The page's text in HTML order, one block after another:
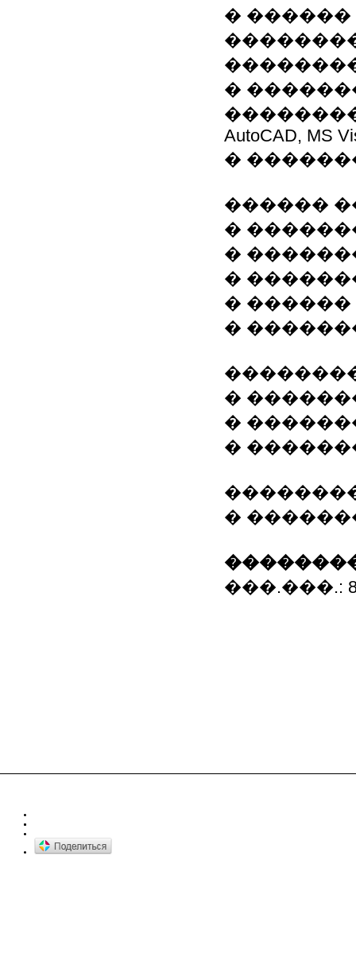
�
�
AutoCAD, MS
�
������
�
�
�
�
�
�
�
�
�
���.���.: